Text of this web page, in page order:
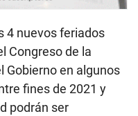
4 nuevos feriados
Congreso de la
Gobierno en algunos
fines de 2021 y
podrán ser